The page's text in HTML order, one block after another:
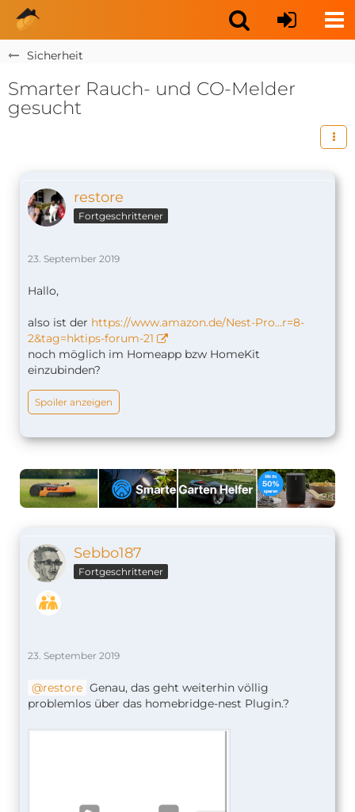
Sicherheit
Smarter Rauch- und CO-Melder
gesucht
restore
Fortgeschrittener
23. September 2019
Hallo,
also ist der https://www.amazon.de/Nest-Pro…r=8-
2&tag=hktips-forum-21
noch möglich im Homeapp bzw HomeKit
einzubinden?
Spoiler anzeigen
Sebbo187
Fortgeschrittener
23. September 2019
restore Genau, das geht weiterhin völlig
problemlos über das homebridge-nest Plugin.?